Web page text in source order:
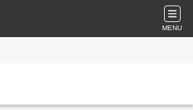
MENU